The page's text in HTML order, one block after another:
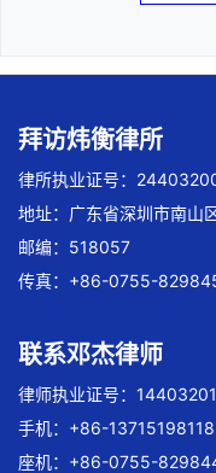
拜访炜衡律所
律所执业证号：
地址：广东省深圳市南山
邮编：518057
传真：+86-0755-
联系邓杰律师
律师执业证号：
手机：+86-13715198118
座机：+86-0755-